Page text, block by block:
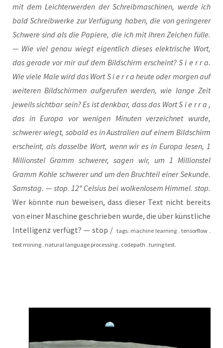
mit dem Leich­ter­wer­den der Schreib­ma­schi­nen, wer­de ich
bald Schreib­wer­ke zur Ver­fü­gung haben, die von gerin­ge­rer
Schwe­re sind als die Papie­re, die ich mit ihren Zei­chen fül­le.
— Wie viel genau wiegt eigent­lich die­ses elek­tri­sche Wort,
das gera­de vor mir auf dem Bild­schirm erscheint? S i e r r a.
Wie vie­le Male wird das Wort S i e r r a heu­te oder mor­gen auf
wei­te­ren Bild­schir­men auf­ge­ru­fen wer­den, wie lan­ge Zeit
jeweils sicht­bar sein? Es ist denk­bar, dass das Wort S i e r r a ,
das in Euro­pa vor weni­gen Minu­ten ver­zeich­net wur­de,
schwe­rer wiegt, sobald es in Aus­tra­li­en auf einem Bild­schirm
erscheint, als das­sel­be Wort, wenn wir es in Euro­pa lesen, 1
Mil­li­ons­tel Gramm schwe­rer, sagen wir, um 1 Mil­li­ons­tel
Gramm Koh­le schwe­rer und um den Bruch­teil einer Sekun­de.
Sams­tag. — stop. 12° Cel­si­us bei wol­ken­lo­sem Him­mel. stop.
Wer könn­te nun bewei­sen, dass die­ser Text nicht bereits
von einer Maschi­ne geschrie­ben wur­de, die über künst­li­che
Intel­li­genz ver­fügt? — stop / tags: machi­ne lear­ning . ten­sor­flow .
text mining . natu­ral lan­guage pro­ces­sing . code­path . turing test.